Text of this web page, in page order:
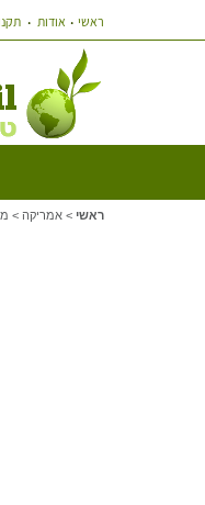
ראשי אודות
ראשי > אמריקה >